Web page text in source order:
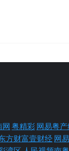
网 粤精彩 网易粤
方财富壹财经 网易